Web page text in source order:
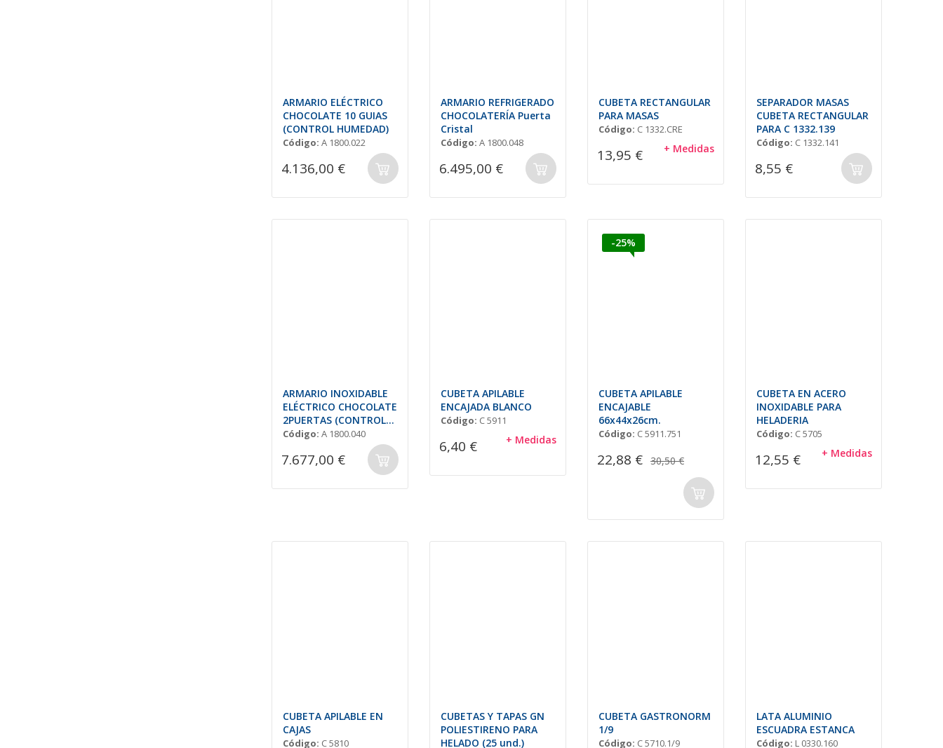
ARMARIO ELÉCTRICO
CHOCOLATE 10 GUIAS
(CONTROL HUMEDAD)
Código: A 1800.022
4.136,00 €
ARMARIO REFRIGERADO
CHOCOLATERÍA Puerta
Cristal
Código: A 1800.048
6.495,00 €
CUBETA RECTANGULAR
PARA MASAS
Código: C 1332.CRE
13,95 € + Medidas
SEPARADOR MASAS
CUBETA RECTANGULAR
PARA C 1332.139
Código: C 1332.141
8,55 €
ARMARIO INOXIDABLE
ELÉCTRICO CHOCOLATE
2PUERTAS (CONTROL
HUMEDAD)
Código: A 1800.040
7.677,00 €
CUBETA APILABLE
ENCAJADA BLANCO
Código: C 5911
6,40 € + Medidas
-25%
CUBETA APILABLE
ENCAJABLE
66x44x26cm.
Código: C 5911.751
22,88 € 30,50 €
CUBETA EN ACERO
INOXIDABLE PARA
HELADERIA
Código: C 5705
12,55 € + Medidas
CUBETA APILABLE EN
CAJAS
Código: C 5810
CUBETAS Y TAPAS GN
POLIESTIRENO PARA
HELADO (25 und.)
CUBETA GASTRONORM
1/9
Código: C 5710.1/9
LATA ALUMINIO
ESCUADRA ESTANCA
Código: L 0330.160